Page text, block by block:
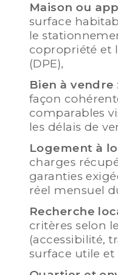
Maison ou
surface
le
copropriété et
(DPE),
Bien à vendre
façon
comparables
les délais de
Logement à
charges
garanties
réel mensuel
Recherche
critères selon
(accessibilité,
surface utile et